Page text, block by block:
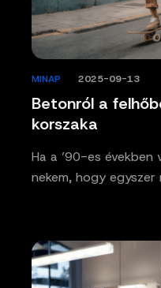
Betonról a
korszaka
MINAP 2025-09-13
Ha a ’90-es
nekem, hogy